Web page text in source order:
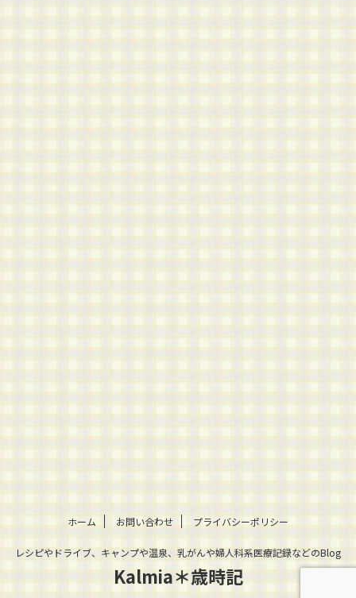
ホーム お問い合わせ プライバシーポリシー
レシピやドライブ、キャンプや温泉、乳がんや婦人科系医療記録などのBlog
Kalmia＊歳時記